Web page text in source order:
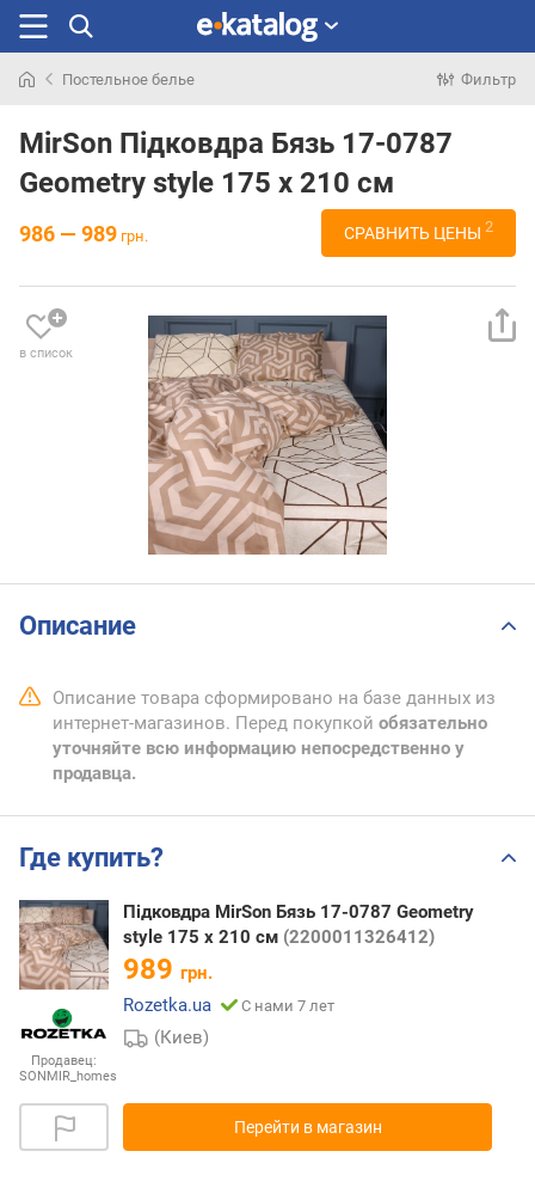
раньше
Постельное белье Фильтр
MirSon Підковдра Бязь 17-0787
Geometry style 175 x 210 см
986 — 989 грн. СРАВНИТЬ ЦЕНЫ 2
в список
Описание
Описание товара сформировано на базе данных из
интернет-магазинов. Перед покупкой обязательно
уточняйте всю информацию непосредственно у
продавца.
Где купить?
Продавец:
SONMIR_homes
Підковдра MirSon Бязь 17-0787 Geometry
style 175 x 210 см (2200011326412)
989 грн.
Rozetka.ua
С нами 7 лет
(Киев)
Перейти в магазин